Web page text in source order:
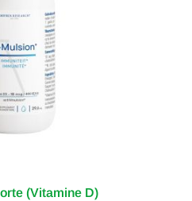
(Vitamine D)